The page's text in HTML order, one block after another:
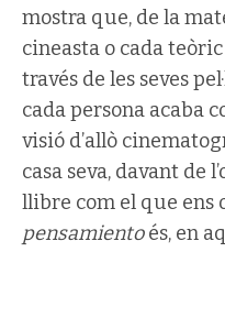
mostra que, de la
cineasta o cada
través de les seves
cada persona acaba
visió d’allò
casa seva, davant de
llibre com el que ens
pensamientoés, en